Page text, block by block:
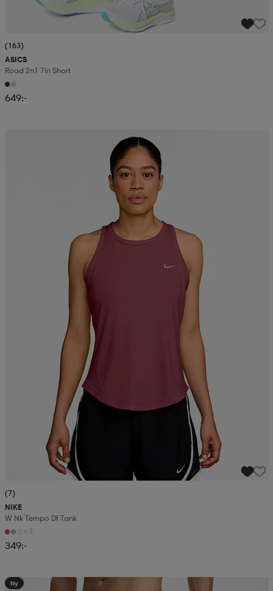
(163)
ASICS
Road 2n1 7in Short
649:-
(7)
NIKE
W Nk Tempo Df Tank
+3
349:-
Ny